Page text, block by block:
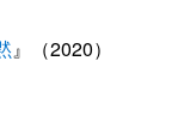
』（2020）